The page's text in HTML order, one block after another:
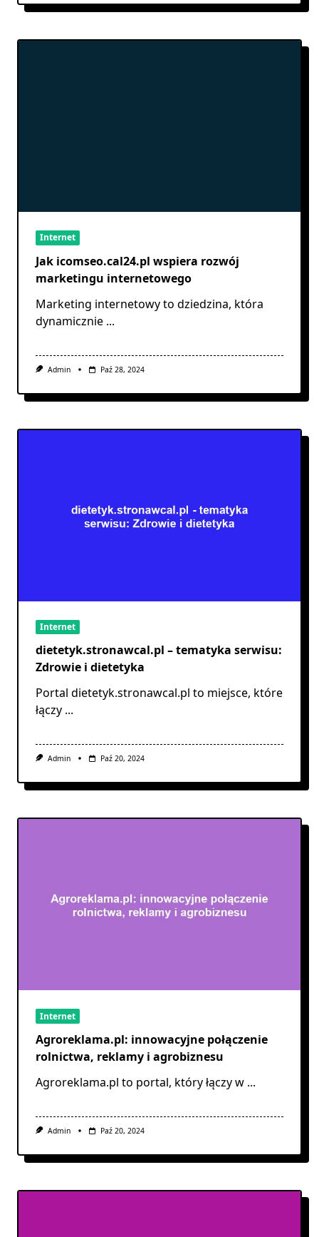
Internet
Jak icomseo.cal24.pl wspiera rozwój
marketingu internetowego
Marketing internetowy to dziedzina, która
dynamicznie ...
Admin Paź 28, 2024
Internet
dietetyk.stronawcal.pl – tematyka serwisu:
Zdrowie i dietetyka
Portal dietetyk.stronawcal.pl to miejsce, które
łączy ...
Admin Paź 20, 2024
Internet
Agroreklama.pl: innowacyjne połączenie
rolnictwa, reklamy i agrobiznesu
Agroreklama.pl to portal, który łączy w ...
Admin Paź 20, 2024